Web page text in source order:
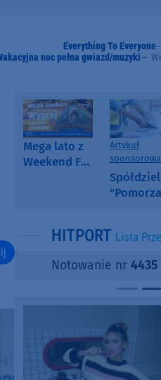
Everything To Everyone
noc pełna gwiazd/muzyki
Mega lato z
Weekend FM
Artykuł
i ofertach
najmu
HITPORT Lista
Notowanie nr 4435